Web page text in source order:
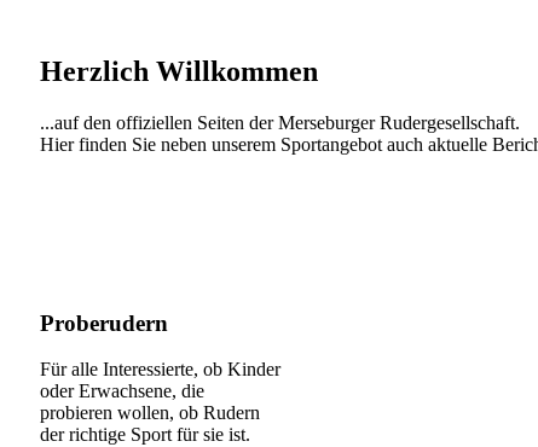
Herzlich Willkommen
...auf den offiziellen Seiten der Merseburger Rudergesellschaft.
Hier finden Sie neben unserem Sportangebot auch aktuelle
Proberudern
Für alle Interessierte, ob Kinder
oder Erwachsene, die
probieren wollen, ob Rudern
der richtige Sport für sie ist.